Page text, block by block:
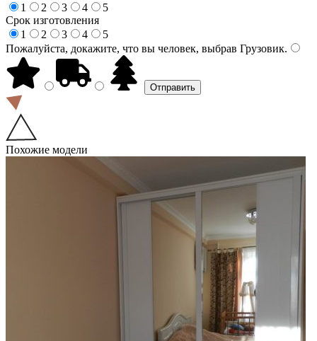
1
2 3 4
5
Срок изготовления
1
2 3 4
5
Пожалуйста, докажите, что вы человек, выбрав Грузовик.
Похожие модели